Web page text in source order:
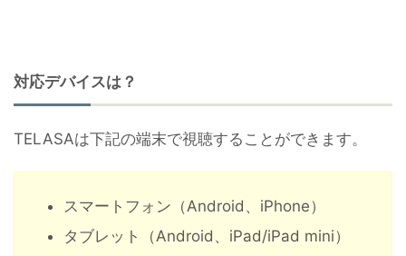
対応デバイスは？
TELASAは下記の端末で視聴することができます。
スマートフォン（Android、iPhone）
タブレット（Android、iPad/iPad mini）